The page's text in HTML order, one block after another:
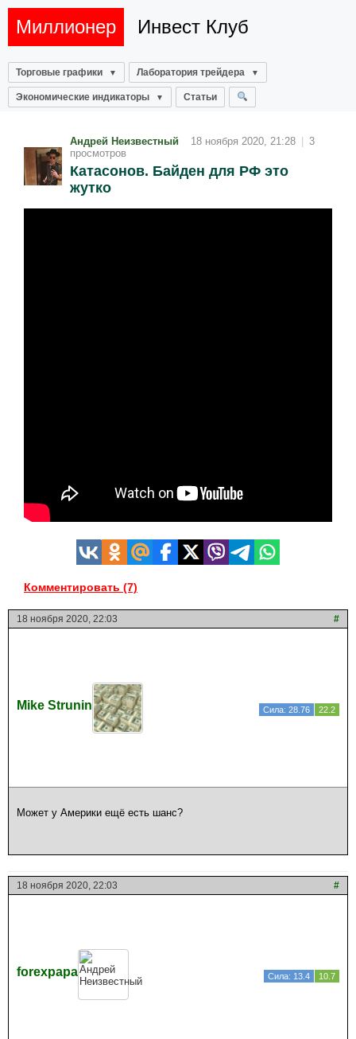
Миллионер Инвест Клуб
Торговые графики Лаборатория трейдера
Экономические индикаторы Статьи
Андрей Неизвестный 18 ноября 2020, 21:28
3
просмотров
Катасонов. Байден для РФ это
жутко
Комментировать (7)
18 ноября 2020, 22:03 #
Mike Strunin Сила: 28.76 22.2
Может у Америки ещё есть шанс?
18 ноября 2020, 22:03 #
forexpapa Сила: 13.4 10.7